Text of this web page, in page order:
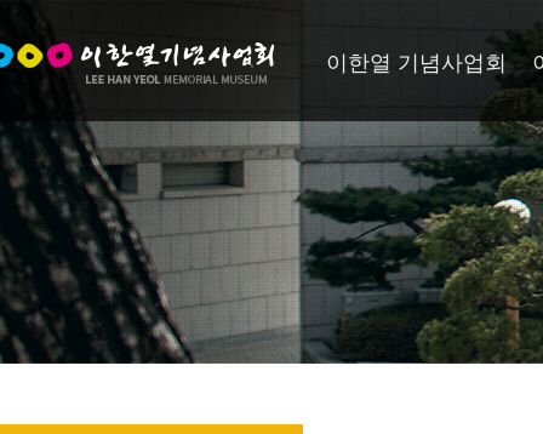
이한열 기념사업회